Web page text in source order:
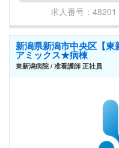
求人番号：
新潟県新潟市中央区【
アミックス★病棟
東新潟病院 / 准看護師 正社員